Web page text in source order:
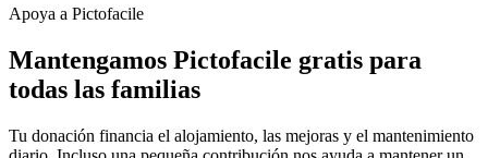
Apoya a Pictofacile
Mantengamos Pictofacile gratis para
todas las familias
Tu donación financia el alojamiento, las mejoras y el mantenimiento